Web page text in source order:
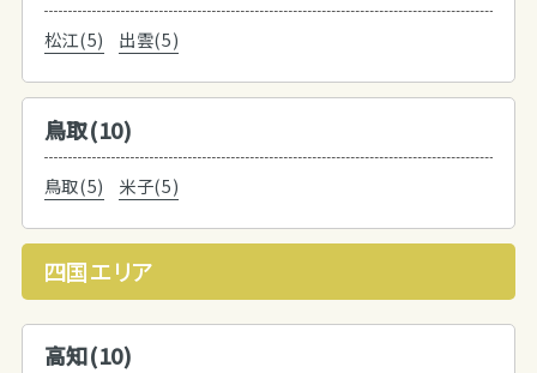
松江(5) 出雲(5)
鳥取(10)
鳥取(5) 米子(5)
四国エリア
高知(10)